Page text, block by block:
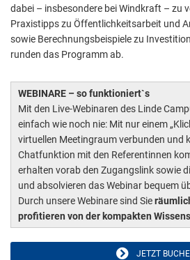
dabei – insbesondere bei Windkraft – zu
Praxistipps zu Öffentlichkeitsarbeit und
sowie Berechnungsbeispiele zu
runden das Programm ab.
WEBINARE – so funktioniert`s
Mit den Live-Webinaren des Linde
einfach wie noch nie: Mit nur einem
virtuellen Meetingraum verbunden und
Chatfunktion mit den Referentinnen
erhalten vorab den Zugangslink sowie
und absolvieren das Webinar bequem
Durch unsere Webinare sind Sie
profitieren von der kompakten
JETZT